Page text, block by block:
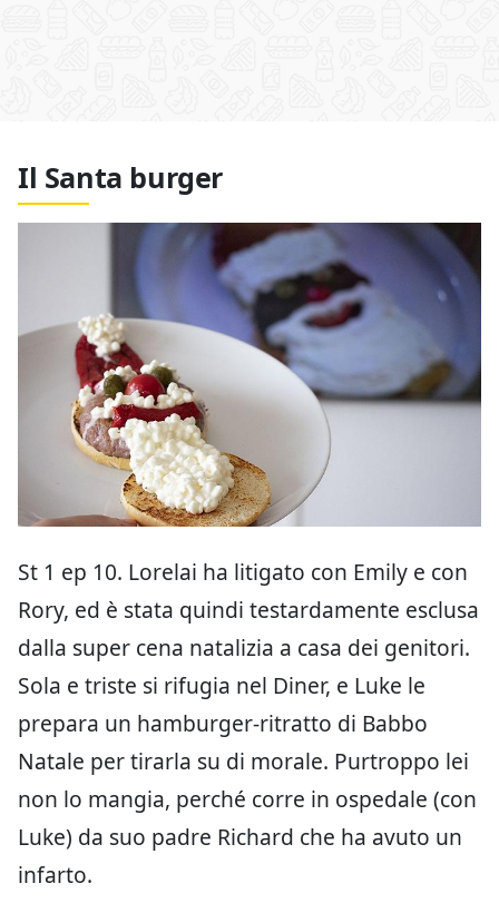
Il Santa burger
St 1 ep 10. Lorelai ha litigato con Emily e con
Rory, ed è stata quindi testardamente esclusa
dalla super cena natalizia a casa dei genitori.
Sola e triste si rifugia nel Diner, e Luke le
prepara un hamburger-ritratto di Babbo
Natale per tirarla su di morale. Purtroppo lei
non lo mangia, perché corre in ospedale (con
Luke) da suo padre Richard che ha avuto un
infarto.